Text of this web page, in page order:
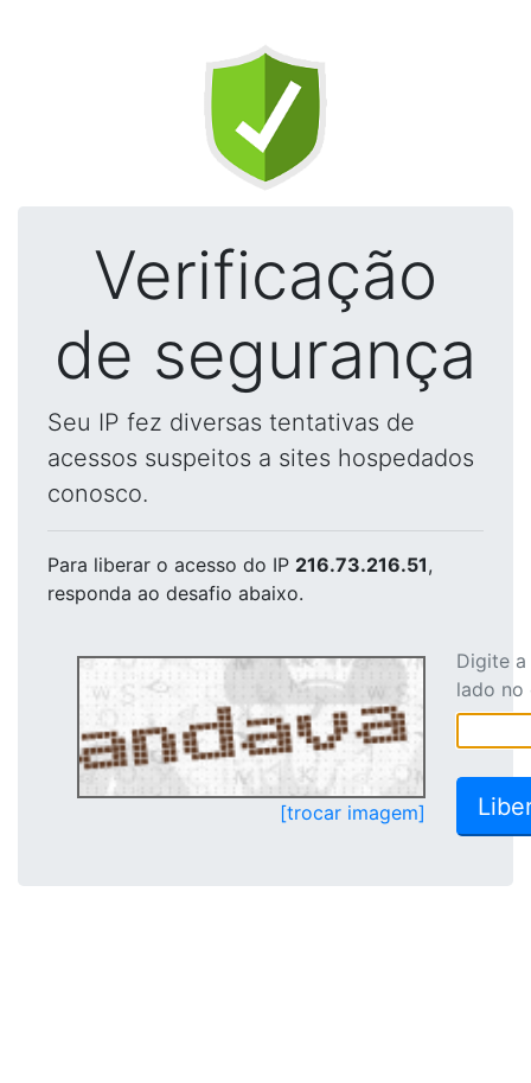
Verificação
de segurança
Seu IP fez diversas tentativas de
acessos suspeitos a sites hospedados
conosco.
Para liberar o acesso do IP 216.73.216.51,
responda ao desafio abaixo.
[trocar imagem]
Digite
lado no